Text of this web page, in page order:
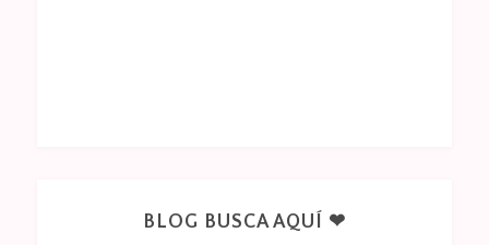
BLOG BUSCA AQUÍ ❤